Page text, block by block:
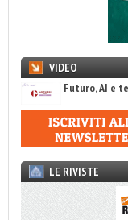
VIDEO
Futuro, AI e
LE RIVISTE